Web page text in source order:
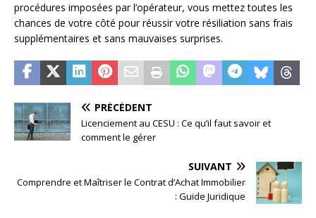
procédures imposées par l’opérateur, vous mettez toutes les
chances de votre côté pour réussir votre résiliation sans frais
supplémentaires et sans mauvaises surprises.
PRÉCÉDENT
Licenciement au CESU : Ce qu’il faut savoir et
comment le gérer
SUIVANT
Comprendre et Maîtriser le Contrat d’Achat Immobilier
: Guide Juridique